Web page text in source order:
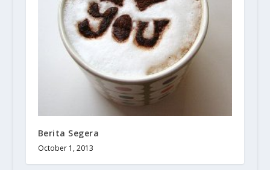
Berita Segera
October 1, 2013